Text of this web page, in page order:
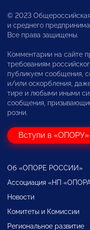
© 2023 Общероссийская
и среднего
Все права защищены.
Комментарии на сайте
требованиям
публикуем сообщения,
и/или оскорбления,
тире и любыми иными
сообщения,
розни.
Вступи в «ОПОРУ»
Об «ОПОРЕ РОССИИ»
Ассоциация «НП
Новости
Комитеты и Комиссии
Региональное развитие